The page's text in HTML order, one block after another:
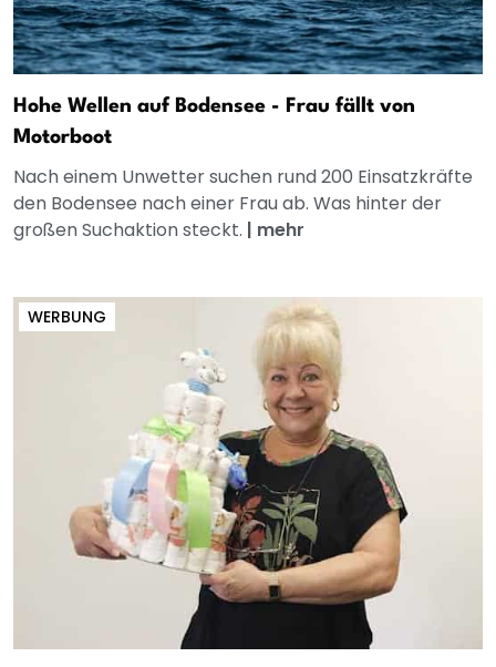
Hohe Wellen auf Bodensee - Frau fällt von
Motorboot
Nach einem Unwetter suchen rund 200 Einsatzkräfte
den Bodensee nach einer Frau ab. Was hinter der
großen Suchaktion steckt. | mehr
WERBUNG